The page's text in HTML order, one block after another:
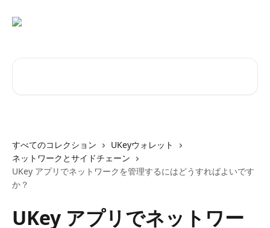
すべてのコレクション
UKeyウォレット
ネットワークとサイドチェーン
UKey アプリでネットワークを管理するにはどうすればよいです
か？
UKey アプリでネットワー